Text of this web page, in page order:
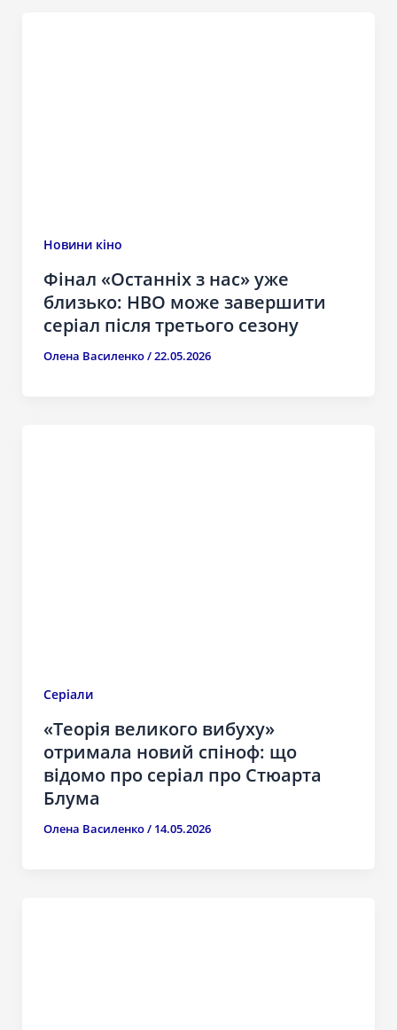
Новини кіно
Фінал «Останніх з нас» уже
близько: HBO може завершити
серіал після третього сезону
Олена Василенко/22.05.2026
Серіали
«Теорія великого вибуху»
отримала новий спіноф: що
відомо про серіал про Стюарта
Блума
Олена Василенко/ 14.05.2026